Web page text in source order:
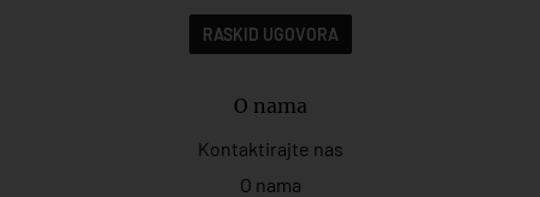
RASKID UGOVORA
O nama
Kontaktirajte nas
O nama